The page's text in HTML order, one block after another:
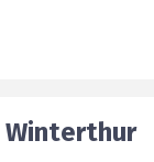
Winterthur